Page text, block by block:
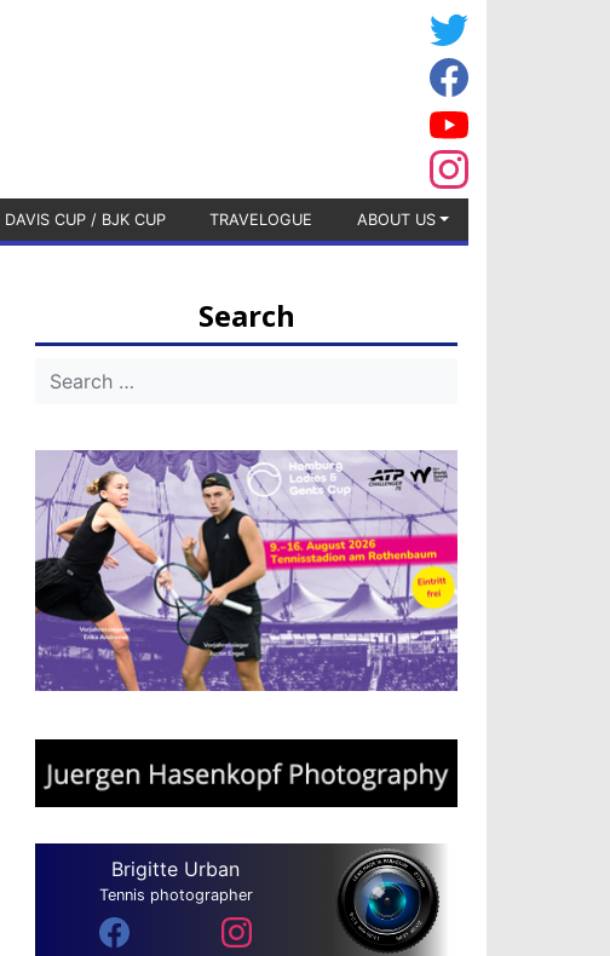
DAVIS CUP / BJK CUP TRAVELOGUE ABOUT US
Search
Brigitte Urban
Tennis photographer